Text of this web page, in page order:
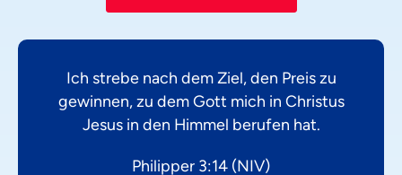
Ich strebe nach dem Ziel, den Preis zu
gewinnen, zu dem Gott mich in Christus
Jesus in den Himmel berufen hat.
Philipper 3:14 (NIV)